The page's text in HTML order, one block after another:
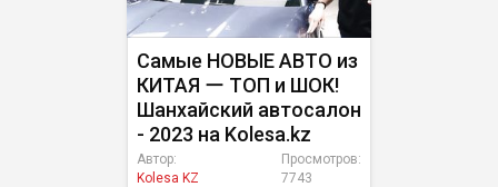
Самые НОВЫЕ АВТО из
КИТАЯ ー ТОП и ШОК!
Шанхайский автосалон
- 2023 на Kolesa.kz
Просмотров:
7743
Автор:
Kolesa KZ